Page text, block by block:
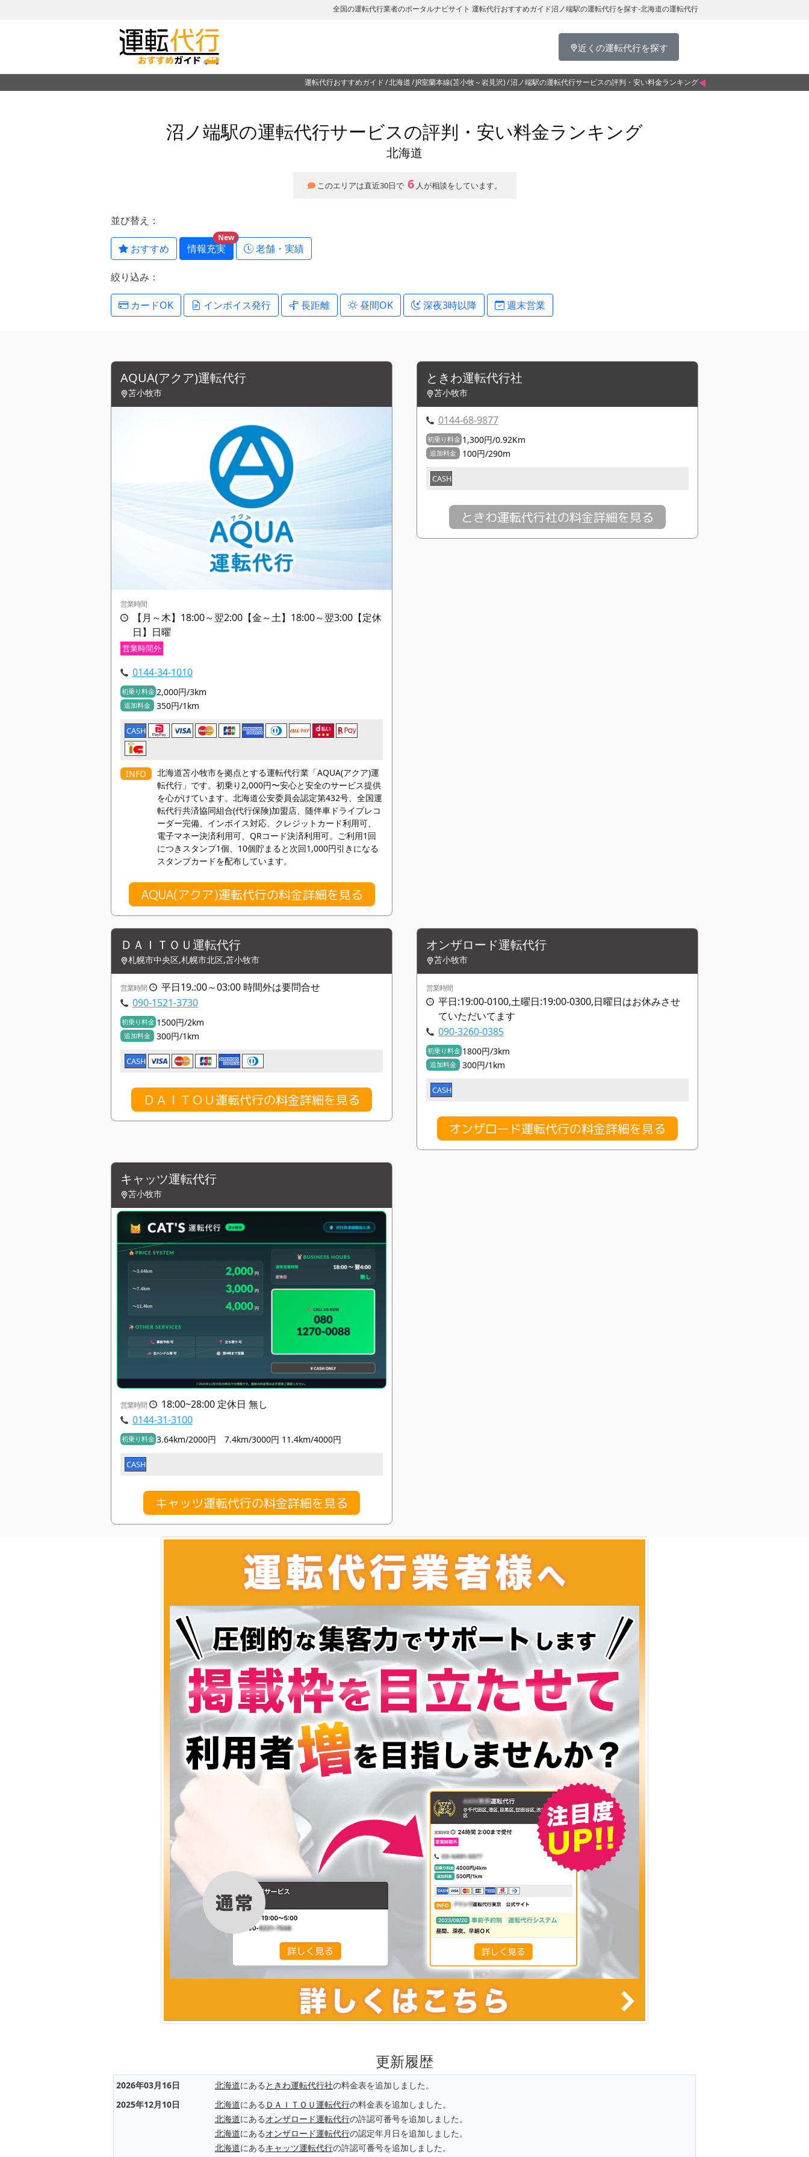
全国の運転代行業者のポータルナビサイト 運転代行おすすめガイド沼ノ端駅の運転代行を探す-北海道の運転代行
近くの運転代行を探す
運転代行おすすめガイド 北海道 JR室蘭本線(苫小牧～岩見沢) 沼ノ端駅の運転代行サービスの評判・安い料金ランキング
沼ノ端駅の運転代行サービスの評判・安い料金ランキング
北海道
このエリアは直近30日で 6 人が相談をしています。
並び替え：
おすすめ 情報充実
New
老舗・実績
絞り込み：
カードOK インボイス発行 長距離 昼間OK 深夜3時以降 週末営業
AQUA(アクア)運転代行
苫小牧市
営業時間
【月～木】18:00～翌2:00【金～土】18:00～翌3:00【定休
日】日曜
営業時間外
0144-34-1010
初乗り料金 2,000円/3km
追加料金 350円/1km
CASH
INFO
北海道苫小牧市を拠点とする運転代行業「AQUA(アクア)運
転代行」です。初乗り2,000円〜安心と安全のサービス提供
を心がけています。北海道公安委員会認定第432号、全国運
転代行共済協同組合(代行保険)加盟店、随伴車ドライブレコ
ーダー完備、インボイス対応、クレジットカード利用可、
電子マネー決済利用可、QRコード決済利用可。ご利用1回
につきスタンプ1個、10個貯まると次回1,000円引きになる
スタンプカードを配布しています。
AQUA(アクア)運転代行の料金詳細を見る
ときわ運転代行社
苫小牧市
0144-68-9877
初乗り料金 1,300円/0.92Km
追加料金 100円/290m
CASH
ときわ運転代行社の料金詳細を見る
ＤＡＩＴＯＵ運転代行
札幌市中央区,札幌市北区,苫小牧市
営業時間
平日19.:00～03:00 時間外は要問合せ
090-1521-3730
初乗り料金 1500円/2km
追加料金 300円/1km
CASH
ＤＡＩＴＯＵ運転代行の料金詳細を見る
オンザロード運転代行
苫小牧市
営業時間
平日:19:00-0100,土曜日:19:00-0300,日曜日はお休みさせ
ていただいてます
090-3260-0385
初乗り料金 1800円/3km
追加料金 300円/1km
CASH
オンザロード運転代行の料金詳細を見る
キャッツ運転代行
苫小牧市
営業時間
18:00~28:00 定休日 無し
0144-31-3100
初乗り料金 3.64km/2000円 7.4km/3000円 11.4km/4000円
CASH
キャッツ運転代行の料金詳細を見る
更新履歴
2026年03月16日 北海道にある ときわ運転代行社の料金表を追加しました。
2025年12月10日
北海道にある ＤＡＩＴＯＵ運転代行の料金表を追加しました。
北海道にあるオンザロード運転代行の許認可番号を追加しました。
北海道にあるオンザロード運転代行の認定年月日を追加しました。
北海道にあるキャッツ運転代行の許認可番号を追加しました。